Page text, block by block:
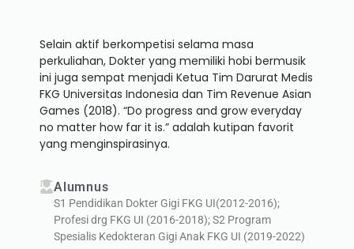
Selain aktif berkompetisi selama masa
perkuliahan, Dokter yang memiliki hobi bermusik
ini juga sempat menjadi Ketua Tim Darurat Medis
FKG Universitas Indonesia dan Tim Revenue Asian
Games (2018). “Do progress and grow everyday
no matter how far it is.” adalah kutipan favorit
yang menginspirasinya.
Alumnus
S1 Pendidikan Dokter Gigi FKG UI(2012-2016);
Profesi drg FKG UI (2016-2018); S2 Program
Spesialis Kedokteran Gigi Anak FKG UI (2019-2022)